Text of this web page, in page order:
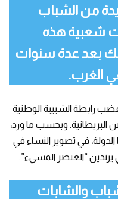
من الشباب
شعبية هذه
بعد عدة سنوات
الغرب.
رابطة الشبيبة الوطنية
البريطانية. وبحسب ما ورد،
في تصوير النساء في
يرتدين “العنصر المسيء”.
والشابات